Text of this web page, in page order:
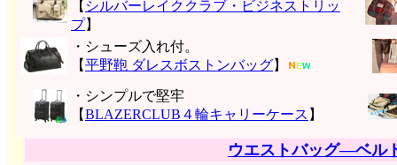
【 シルバーレイククラブ・ビジネストリッ
プ】
・シューズ入れ付。
【平野鞄 ダレスボストンバッグ】
・シンプルで堅牢
【BLAZERCLUB４輪キャリーケース 】
ウエストバッグ―ベル